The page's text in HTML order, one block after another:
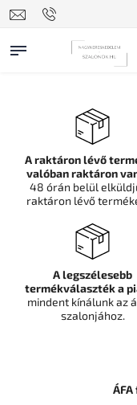
A raktáron lévő
valóban raktáron
48 órán belül
raktáron lévő
A legszélesebb
termékválaszték a
mindent kínálunk az
szalonjához.